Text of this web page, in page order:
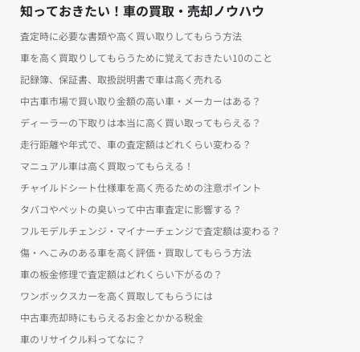
知っておきたい！車の買取・売却ノウハウ
査定時に必要な書類や高く買い取りしてもらう方法
車を高く買取りしてもらうために覚えておきたい10のこと
記録簿、保証書、取扱説明書で車は高く売れる
中古車市場で買い取り金額の高い車・メーカーはある？
ディーラーの下取りは本当に高く買い取ってもらえる？
走行距離や年式で、車の査定額はどれくらい変わる？
マニュアル車は高く買取ってもらえる！
チャイルドシート仕様車を高く売るための注意ポイント
タバコやペットの臭いって中古車査定に影響する？
フルモデルチェンジ・マイナーチェンジで査定額は変わる？
傷・へこみのある車を高く評価・買取してもらう方法
車の板金修理で査定額はどれくらい下がるの？
ワンボックスカーを高く買取してもらうには
中古車売却時にもらえるお金とかかる税金
車のリサイクル料ってなに？